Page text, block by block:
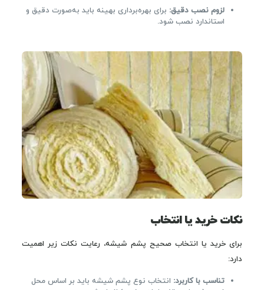
لزوم نصب دقیق: برای بهره‌برداری بهینه باید به‌صورت دقیق و
استاندارد نصب شود.
نکات خرید یا انتخاب
برای خرید یا انتخاب صحیح پشم شیشه، رعایت نکات زیر اهمیت
دارد:
تناسب با کاربرد: انتخاب نوع پشم شیشه باید بر اساس محل